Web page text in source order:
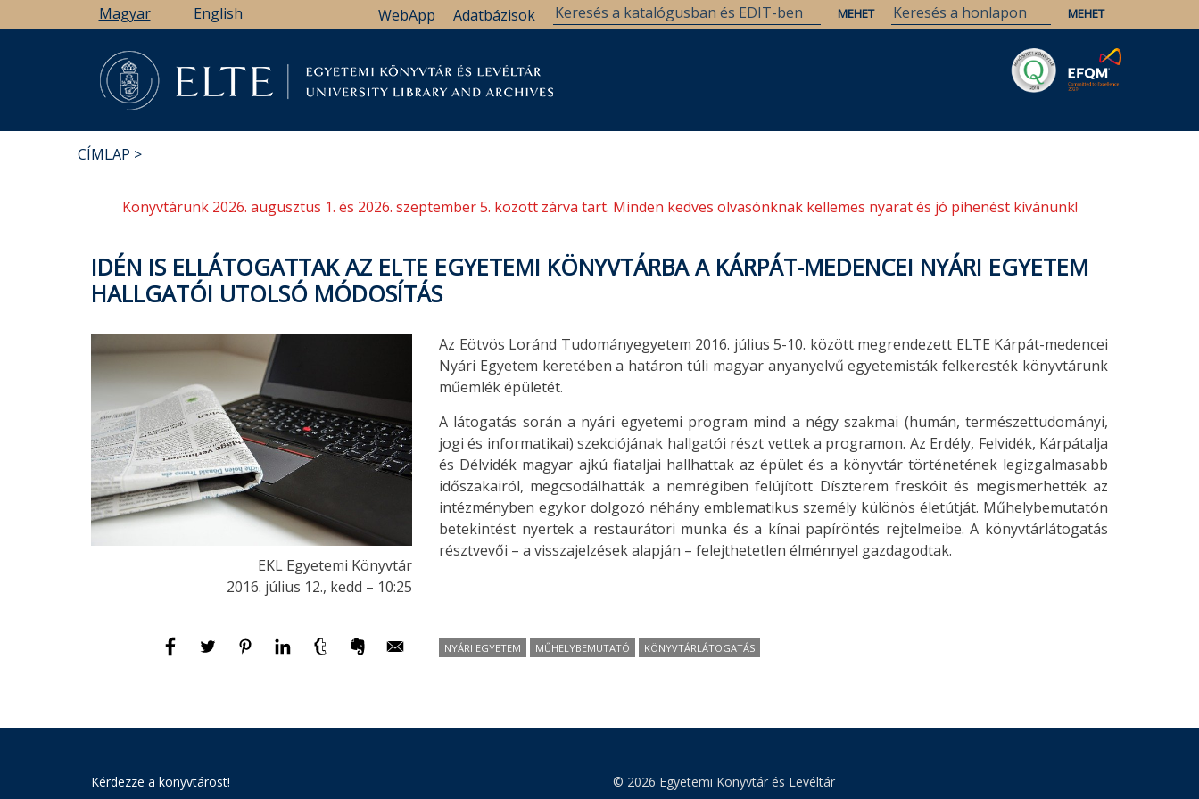
a
Magyar English Adatbázisok
WebApp
CÍMLAP
Könyvtárunk 2026. augusztus 1. és 2026. szeptember 5. között zárva tart. Minden kedves olvasónknak kellemes nyarat és jó pihenést kívánunk!
IDÉN IS ELLÁTOGATTAK AZ ELTE EGYETEMI KÖNYVTÁRBA A KÁRPÁT-MEDENCEI NYÁRI EGYETEM
HALLGATÓI UTOLSÓ MÓDOSÍTÁS
EKL Egyetemi Könyvtár
2016. július 12., kedd – 10:25
Az Eötvös Loránd Tudományegyetem 2016. július 5-10. között megrendezett ELTE Kárpát-medencei
Nyári Egyetem keretében a határon túli magyar anyanyelvű egyetemisták felkeresték könyvtárunk
műemlék épületét.
A látogatás során a nyári egyetemi program mind a négy szakmai (humán, természettudományi,
jogi és informatikai) szekciójának hallgatói részt vettek a programon. Az Erdély, Felvidék, Kárpátalja
és Délvidék magyar ajkú fiataljai hallhattak az épület és a könyvtár történetének legizgalmasabb
időszakairól, megcsodálhatták a nemrégiben felújított Díszterem freskóit és megismerhették az
intézményben egykor dolgozó néhány emblematikus személy különös életútját. Műhelybemutatón
betekintést nyertek a restaurátori munka és a kínai papíröntés rejtelmeibe. A könyvtárlátogatás
résztvevői – a visszajelzések alapján – felejthetetlen élménnyel gazdagodtak.
NYÁRI EGYETEM MŰHELYBEMUTATÓ KÖNYVTÁRLÁTOGATÁS
Kérdezze a könyvtárost! © 2026 Egyetemi Könyvtár és Levéltár